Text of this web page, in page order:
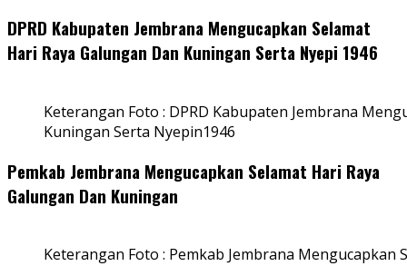
DPRD Kabupaten Jembrana Mengucapkan Selamat
Hari Raya Galungan Dan Kuningan Serta Nyepi 1946
Keterangan Foto : DPRD Kabupaten Jembrana
Kuningan Serta Nyepin1946
Pemkab Jembrana Mengucapkan Selamat Hari Raya
Galungan Dan Kuningan
Keterangan Foto : Pemkab Jembrana Mengucapkan